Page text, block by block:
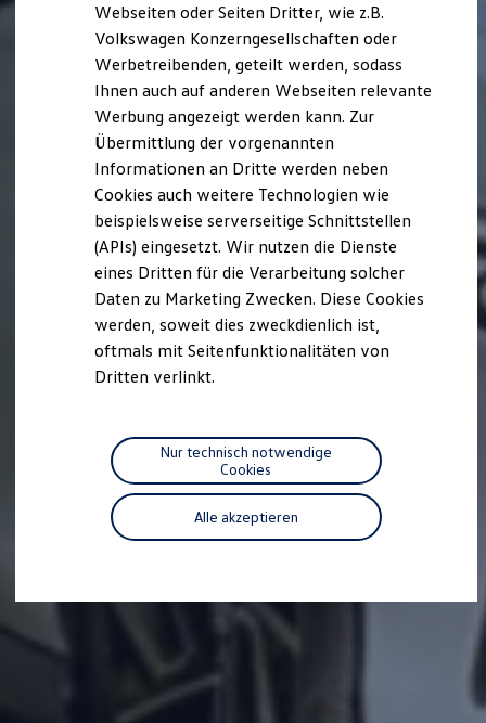
Volkswagen Kollektion
R-Kollektion
GTI Kollektion
Fußball Drop
we drive football
#wedriveproud
Besitzer und Service
myVolkswagen
Software Updates
Service und Ersatzteile
Inspektion und HU/AU
Reparaturen und Checks
Motorenöl und Flüssigkeiten
Räder und Reifen
Pannen- und Unfallhilfe
Economy Service
Volkswagen Teile
Zubehör
Modellspezifisches Zubehör
Individualisieren
Wallbox und Ladekabel
Digitale Extras
Dienste für Ihr Modell finden
Volkswagen Apps, Login und Shop
Handy und Fahrzeug verbinden
Vorgängermodelle
Kundeninformationen
Volkswagen Kundenbetreuung
Warn- und Kontrollleuchten
Assistenzsysteme
Digitale Betriebsanleitung
Webseiten oder Seiten Dritter, wie z.B.
Volkswagen Konzerngesellschaften oder
Werbetreibenden, geteilt werden, sodass
Ihnen auch auf anderen Webseiten relevante
Werbung angezeigt werden kann. Zur
Übermittlung der vorgenannten
Informationen an Dritte werden neben
Cookies auch weitere Technologien wie
beispielsweise serverseitige Schnittstellen
(APIs) eingesetzt. Wir nutzen die Dienste
eines Dritten für die Verarbeitung solcher
Daten zu Marketing Zwecken. Diese Cookies
werden, soweit dies zweckdienlich ist,
oftmals mit Seitenfunktionalitäten von
Dritten verlinkt.
Alle akzeptieren
Nur technisch notwendige
Cookies